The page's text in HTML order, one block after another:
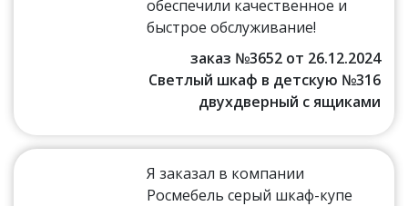
обеспечили качественное и
быстрое обслуживание!
заказ №3652 от 26.12.2024
Светлый шкаф в детскую №316
двухдверный с ящиками
Я заказал в компании
Росмебель серый шкаф-купе